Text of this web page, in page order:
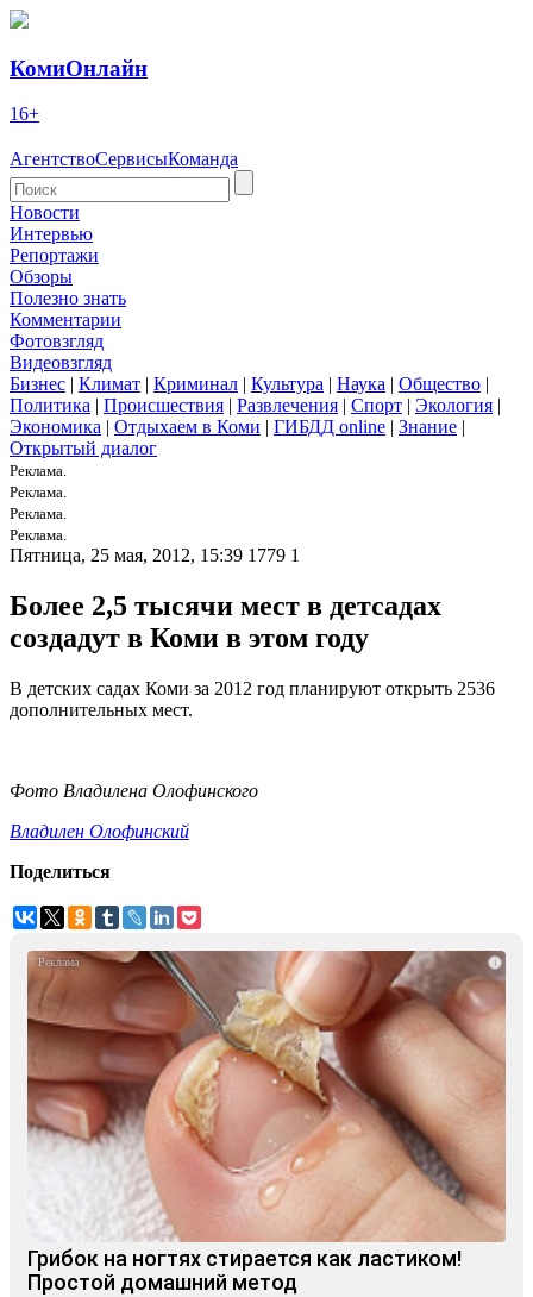
КомиОнлайн
16+
АгентствоСервисыКоманда
Новости
Интервью
Репортажи
Обзоры
Полезно знать
Комментарии
Фотовзгляд
Видеовзгляд
Бизнес | Климат | Криминал | Культура | Наука | Общество |
Политика | Происшествия | Развлечения | Спорт | Экология |
Экономика | Отдыхаем в Коми | ГИБДД online | Знание |
Открытый диалог
Реклама.
Реклама.
Реклама.
Реклама.
Пятница, 25 мая, 2012, 15:39 1779 1
Более 2,5 тысячи мест в детсадах
создадут в Коми в этом году
В детских садах Коми за 2012 год планируют открыть 2536
дополнительных мест.
Фото Владилена Олофинского
Владилен Олофинский
Поделиться
i
Грибок на ногтях стирается как ластиком!
Простой домашний метод